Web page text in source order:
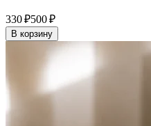
330 ₽500 ₽
В корзину